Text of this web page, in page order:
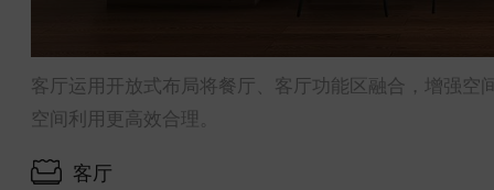
客厅运用开放式布局将餐厅、客厅功能区融合，增强
空间利用更高效合理。
客厅